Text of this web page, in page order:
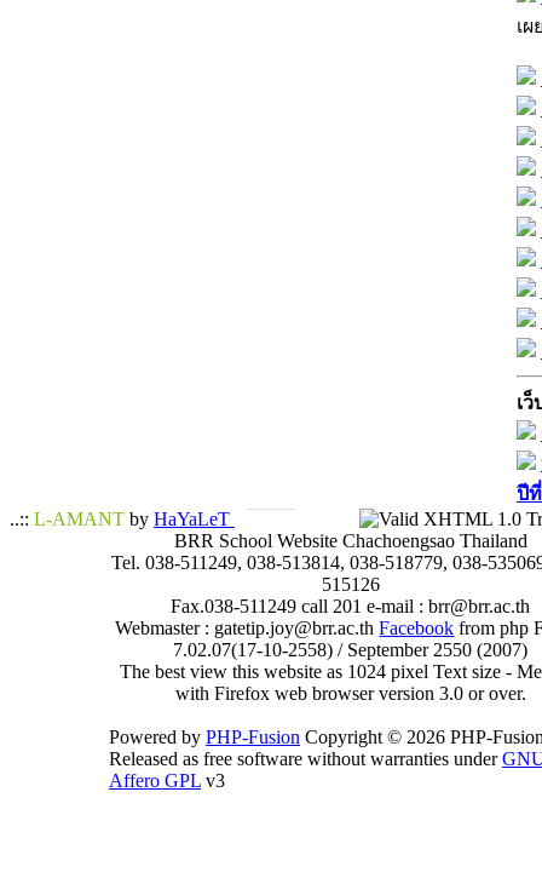
เ
เว็
ปี
..:: L-AMANT by HaYaLeT
BRR School Website Chachoengsao Thailand
Tel. 038-511249, 038-513814, 038-518779, 038-
515126
Fax.038-511249 call 201 e-mail : brr@brr.ac.th
Webmaster : gatetip.joy@brr.ac.thFacebook from php
7.02.07(17-10-2558) / September 2550 (2007)
The best view this website as 1024 pixel Text size -
with Firefox web browser version 3.0 or over.
Powered by PHP-Fusion Copyright © 2026 PHP-
Released as free software without warranties under
Affero GPL v3